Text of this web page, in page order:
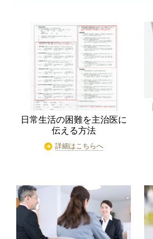
日常生活の困難を主治医に
伝える方法
詳細はこちらへ